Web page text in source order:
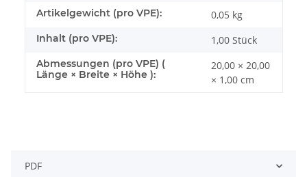
Artikelgewicht (pro VPE): 0,05 kg
Inhalt (pro VPE): 1,00 Stück
Abmessungen (pro VPE) (
Länge × Breite × Höhe ):
20,00 × 20,00
× 1,00 cm
PDF